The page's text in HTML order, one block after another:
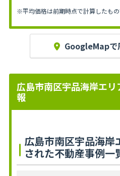
※平均価格は前期時点で計算したもの
GoogleMapで
広島市南区宇品海岸エ
報
広島市南区宇品海岸
された不動産事例一